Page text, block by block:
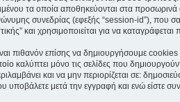
τα οποία αποθηκεύονται στα
συνεδρίας (εφεξής “session-id”), που
και χρησιμοποιείται για να
πιθανόν επίσης να δημιουργήσουμε
καλύπτει μόνο τις σελίδες που
και να μην περιορίζεται σε:
υποβάλετε μετά την εγγραφή και ενώ είστε